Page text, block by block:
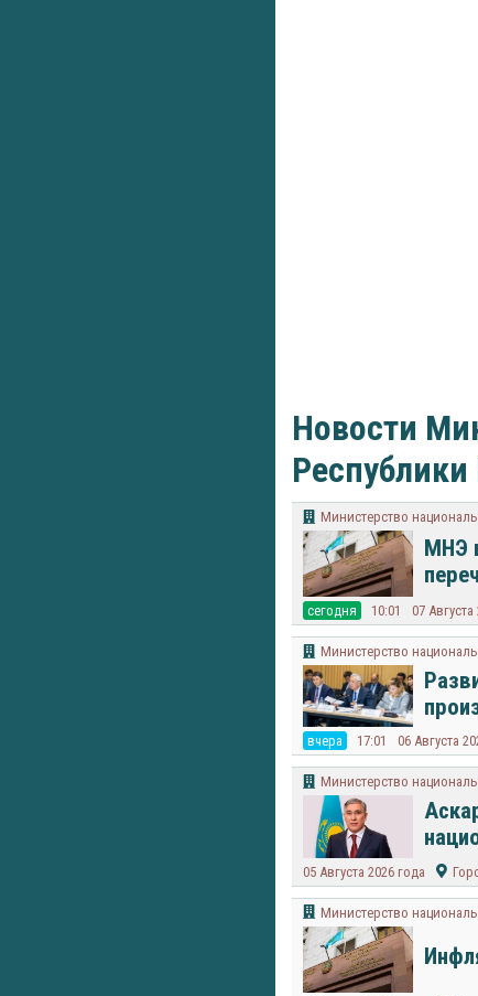
Новости
Республики
Министерство
МНЭ
cегодня 10:01 07
Министерство
вчера 17:01 06 Августа
Министерство
05 Августа 2026 года
Министерство